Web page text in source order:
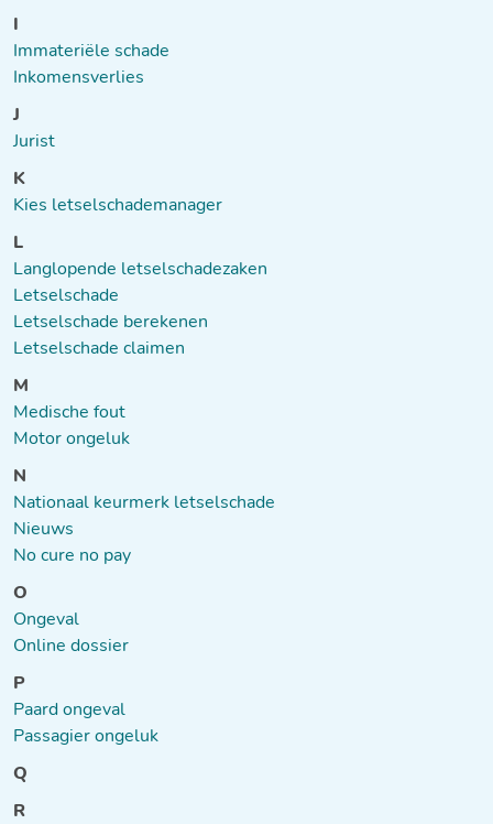
I
Immateriële schade
Inkomensverlies
J
Jurist
K
Kies letselschademanager
L
Langlopende letselschadezaken
Letselschade
Letselschade berekenen
Letselschade claimen
M
Medische fout
Motor ongeluk
N
Nationaal keurmerk letselschade
Nieuws
No cure no pay
O
Ongeval
Online dossier
P
Paard ongeval
Passagier ongeluk
Q
R